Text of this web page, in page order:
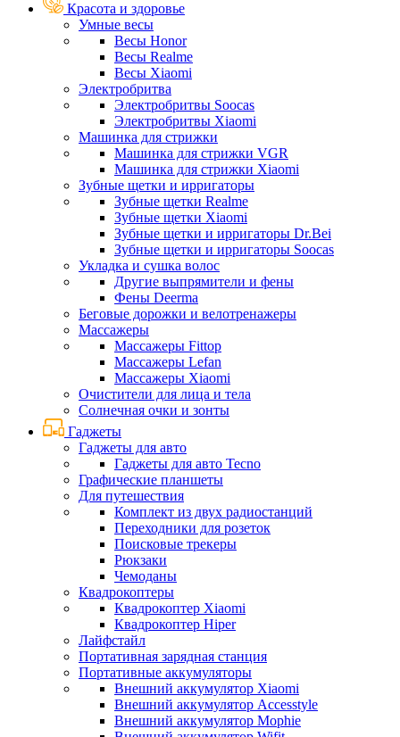
Красота и здоровье
Умные весы
Весы Honor
Весы Realme
Весы Xiaomi
Электробритва
Электробритвы Soocas
Электробритвы Xiaomi
Машинка для стрижки
Машинка для стрижки VGR
Машинка для стрижки Xiaomi
Зубные щетки и ирригаторы
Зубные щетки Realme
Зубные щетки Xiaomi
Зубные щетки и ирригаторы Dr.Bei
Зубные щетки и ирригаторы Soocas
Укладка и сушка волос
Другие выпрямители и фены
Фены Deerma
Беговые дорожки и велотренажеры
Массажеры
Массажеры Fittop
Массажеры Lefan
Массажеры Xiaomi
Очистители для лица и тела
Солнечная очки и зонты
Гаджеты
Гаджеты для авто
Гаджеты для авто Tecno
Графические планшеты
Для путешествия
Комплект из двух радиостанций
Переходники для розеток
Поисковые трекеры
Рюкзаки
Чемоданы
Квадрокоптеры
Квадрокоптер Xiaomi
Квадрокоптер Hiper
Лайфстайл
Портативная зарядная станция
Портативные аккумуляторы
Внешний аккумулятор Xiaomi
Внешний аккумулятор Accesstyle
Внешний аккумулятор Mophie